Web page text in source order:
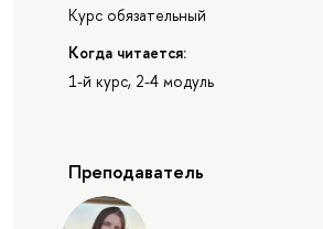
Курс обязательный
Когда читается:
1-й курс, 2-4 модуль
Преподаватель